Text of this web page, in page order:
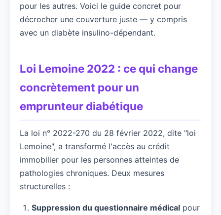
pour les autres. Voici le guide concret pour
décrocher une couverture juste — y compris
avec un diabète insulino-dépendant.
Loi Lemoine 2022 : ce qui change
concrètement pour un
emprunteur diabétique
La loi n° 2022-270 du 28 février 2022, dite "loi
Lemoine", a transformé l'accès au crédit
immobilier pour les personnes atteintes de
pathologies chroniques. Deux mesures
structurelles :
Suppression du questionnaire médical pour